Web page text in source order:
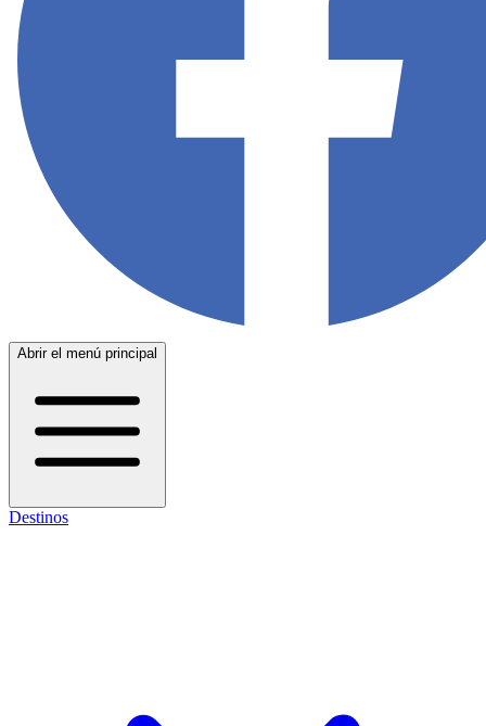
Abrir el menú principal
Destinos